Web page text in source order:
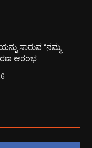
ಸಾರುವ “ನಮ್ಮ
ಆರಂಭ